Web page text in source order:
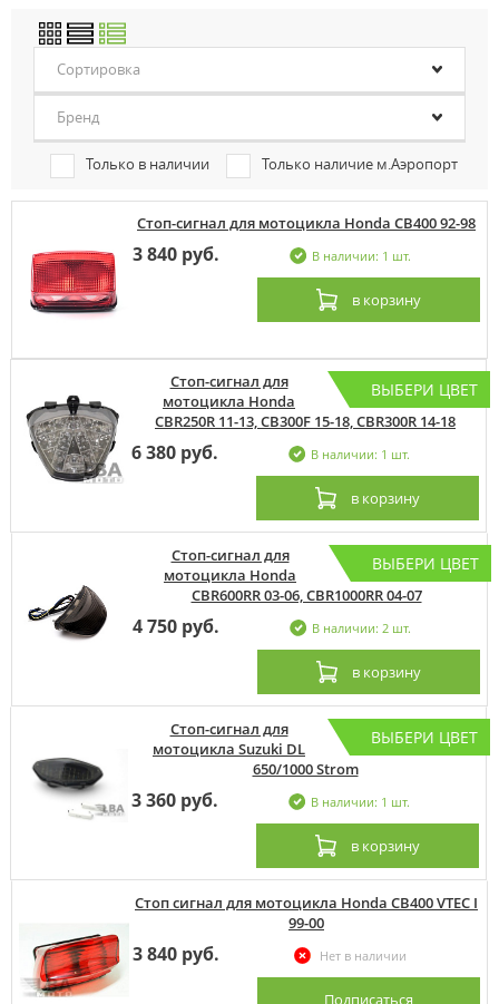
Сортировка
Бренд
Только в наличии Только наличие м.Аэропорт
Стоп-сигнал для мотоцикла Honda CB400 92-98
3 840 руб. В наличии: 1 шт.
в корзину
ВЫБЕРИ ЦВЕТ
Стоп-сигнал для
мотоцикла Honda
CBR250R 11-13, CB300F 15-18, CBR300R 14-18
6 380 руб. В наличии: 1 шт.
в корзину
ВЫБЕРИ ЦВЕТ
Стоп-сигнал для
мотоцикла Honda
CBR600RR 03-06, CBR1000RR 04-07
4 750 руб. В наличии: 2 шт.
в корзину
ВЫБЕРИ ЦВЕТ
Стоп-сигнал для
мотоцикла Suzuki DL
650/1000 Strom
3 360 руб. В наличии: 1 шт.
в корзину
Стоп сигнал для мотоцикла Honda CB400 VTEC I
99-00
3 840 руб. Нет в наличии
Подписаться